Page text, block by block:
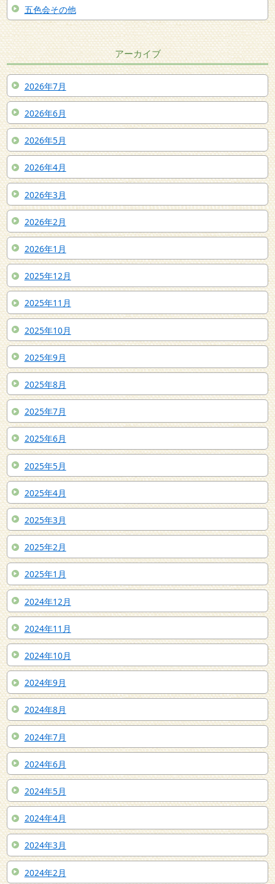
五色会その他
アーカイブ
2026年7月
2026年6月
2026年5月
2026年4月
2026年3月
2026年2月
2026年1月
2025年12月
2025年11月
2025年10月
2025年9月
2025年8月
2025年7月
2025年6月
2025年5月
2025年4月
2025年3月
2025年2月
2025年1月
2024年12月
2024年11月
2024年10月
2024年9月
2024年8月
2024年7月
2024年6月
2024年5月
2024年4月
2024年3月
2024年2月